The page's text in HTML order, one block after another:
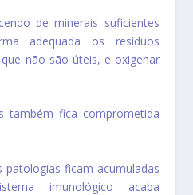
de minerais suficientes
adequada os resíduos
não são úteis, e oxigenar
também fica comprometida
ficam acumuladas
imunológico acaba